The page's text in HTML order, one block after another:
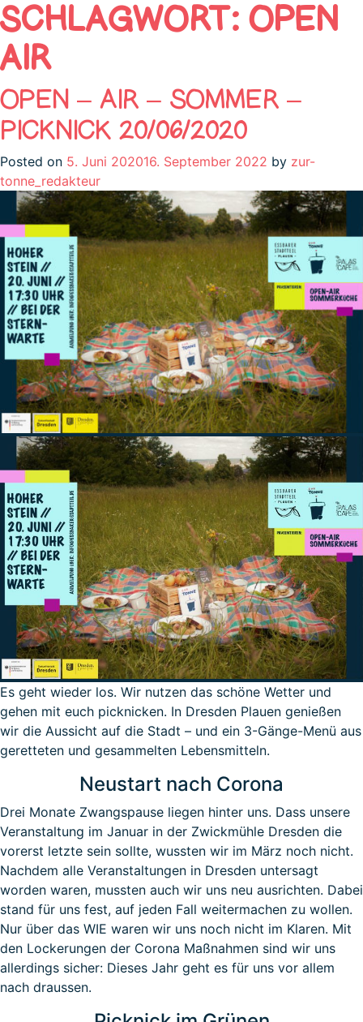
SCHLAGWORT: OPEN
AIR
OPEN – AIR – SOMMER –
PICKNICK 20/06/2020
Posted on 5. Juni 202016. September 2022 by zur-
tonne_redakteur
Es geht wieder los. Wir nutzen das schöne Wetter und
gehen mit euch picknicken. In Dresden Plauen genießen
wir die Aussicht auf die Stadt – und ein 3-Gänge-Menü aus
geretteten und gesammelten Lebensmitteln.
Neustart nach Corona
Drei Monate Zwangspause liegen hinter uns. Dass unsere
Veranstaltung im Januar in der Zwickmühle Dresden die
vorerst letzte sein sollte, wussten wir im März noch nicht.
Nachdem alle Veranstaltungen in Dresden untersagt
worden waren, mussten auch wir uns neu ausrichten. Dabei
stand für uns fest, auf jeden Fall weitermachen zu wollen.
Nur über das WIE waren wir uns noch nicht im Klaren. Mit
den Lockerungen der Corona Maßnahmen sind wir uns
allerdings sicher: Dieses Jahr geht es für uns vor allem
nach draussen.